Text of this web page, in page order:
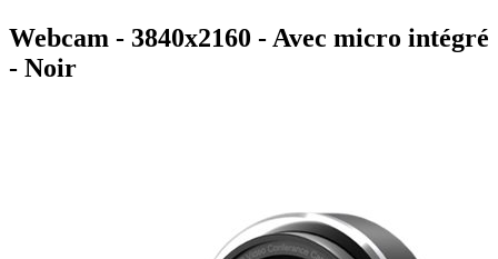
Webcam - 3840x2160 - Avec micro intégré
- Noir